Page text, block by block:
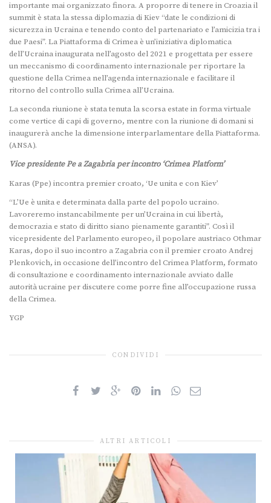
importante mai organizzato finora. A proporre di tenere in Croazia il
summit è stata la stessa diplomazia di Kiev “date le condizioni di
sicurezza in Ucraina e tenendo conto del partenariato e l’amicizia tra i
due Paesi”. La Piattaforma di Crimea è un’iniziativa diplomatica
dell’Ucraina inaugurata nell’agosto del 2021 e progettata per essere
un meccanismo di coordinamento internazionale per riportare la
questione della Crimea nell’agenda internazionale e facilitare il
ritorno del controllo sulla Crimea all’Ucraina.
La seconda riunione è stata tenuta la scorsa estate in forma virtuale
come vertice di capi di governo, mentre con la riunione di domani si
inaugurerà anche la dimensione interparlamentare della Piattaforma.
(ANSA).
Vice presidente Pe a Zagabria per incontro ‘Crimea Platform’
Karas (Ppe) incontra premier croato, ‘Ue unita e con Kiev’
“L’Ue è unita e determinata dalla parte del popolo ucraino.
Lavoreremo instancabilmente per un’Ucraina in cui libertà,
democrazia e stato di diritto siano pienamente garantiti”. Così il
vicepresidente del Parlamento europeo, il popolare austriaco Othmar
Karas, dopo il suo incontro a Zagabria con il premier croato Andrej
Plenkovich, in occasione dell’incontro del Crimea Platform, formato
di consultazione e coordinamento internazionale avviato dalle
autorità ucraine per discutere come porre fine all’occupazione russa
della Crimea.
YGP
CONDIVIDI
ALTRI ARTICOLI